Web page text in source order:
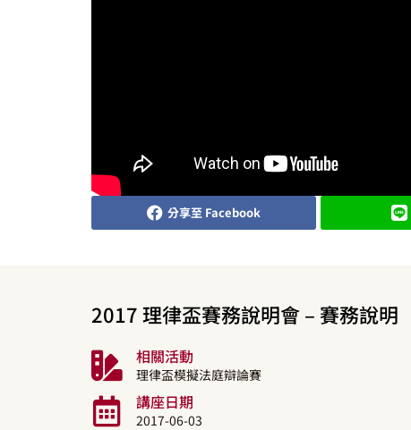
分享至 Facebook
2017 理律盃賽務說明會 – 賽務說明
相關活動
理律盃模擬法庭辯論賽
講座日期
2017-06-03